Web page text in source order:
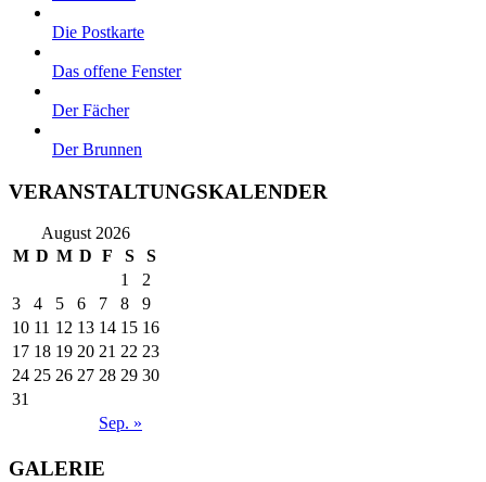
Die Postkarte
Das offene Fenster
Der Fächer
Der Brunnen
VERANSTALTUNGSKALENDER
August 2026
M D M D F S S
Sep. »
1
2
3
4 5 6 7 8
9
10 11 12 13 14 15 16
17 18 19 20 21 22 23
24 25 26 27 28 29 30
31
GALERIE